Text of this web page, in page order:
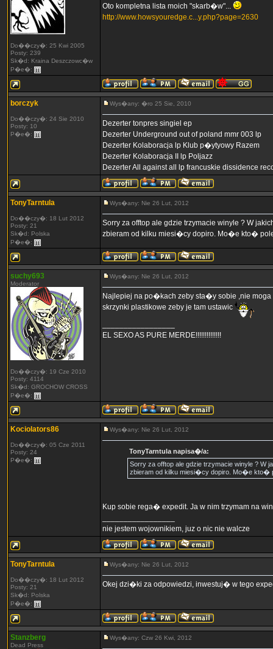
Do��czy�: 25 Kwi 2005
Posty: 239
Sk�d: Kraina Deszczowc�w
P�e�:
Oto kompletna lista moich "skarb�w"...
http://www.howsyouredge.c...y.php?page=2630
borczyk
Do��czy�: 24 Sie 2010
Posty: 10
P�e�:
Wys�any: �ro 25 Sie, 2010
Dezerter tonpres singiel ep
Dezerter Underground out of poland mmr 003 lp
Dezerter Kolaboracja lp Klub p�ytyowy Razem
Dezerter Kolaboracja II lp Poljazz
Dezerter All against all lp francuskie dissidence
TonyTarntula
Do��czy�: 18 Lut 2012
Posty: 21
Sk�d: Polska
P�e�:
Wys�any: Nie 26 Lut, 2012
Sorry za offtop ale gdzie trzymacie winyle ? W
zbieram od kilku miesi�cy dopiro. Mo�e kto�
suchy693
Moderator
Do��czy�: 19 Cze 2010
Posty: 4114
Sk�d: GROCHOW CROSS
P�e�:
Wys�any: Nie 26 Lut, 2012
Najlepiej na po�kach zeby sta�y sobie ,nie moga
skrzynki plastikowe zeby je tam ustawic
EL SEXO AS PURE MERDE!!!!!!!!!!!!!!
Kociolators86
Do��czy�: 05 Cze 2011
Posty: 24
P�e�:
Wys�any: Nie 26 Lut, 2012
TonyTarntula napisa�/a:
Sorry za offtop ale gdzie trzymacie winyle ?
zbieram od kilku miesi�cy dopiro. Mo�e
Kup sobie rega� expedit. Ja w nim trzymam na
nie jestem wojownikiem, juz o nic nie walcze
TonyTarntula
Do��czy�: 18 Lut 2012
Posty: 21
Sk�d: Polska
P�e�:
Wys�any: Nie 26 Lut, 2012
Okej dzi�ki za odpowiedzi, inwestuj� w tego
Stanzberg
Dead Press
Wys�any: Czw 26 Kwi, 2012